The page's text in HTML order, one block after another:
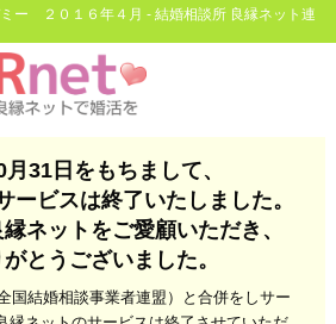
金のこと
ー ２０１６年４月 - 結婚相談所 良縁ネット連
31日をもちまして、
ービスは終了いたしました。
ネットをご愛顧いただき、
とうございました。
国結婚相談事業者連盟）と合併をしサー